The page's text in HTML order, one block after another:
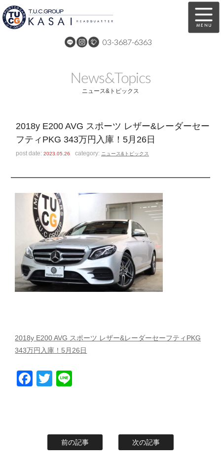
03-3687-6363
全国納車 特別作業
注文販売
スタッフ紹介
お問い合わせ 会社概要
スタッフblog
ホーム T.U.C.GROUP
News&Topics
ニュース&トピックス
2018y E200 AVG スポーツ レザー&レーダーセー
フティPKG 343万円入庫！5月26日
post date:2023.05.26 category: ニュース&トピックス
2018y E200 AVG スポーツ レザー&レーダーセーフティPKG
343万円入庫！5月26日
Facebook
Twitter
前の記事 次の記事